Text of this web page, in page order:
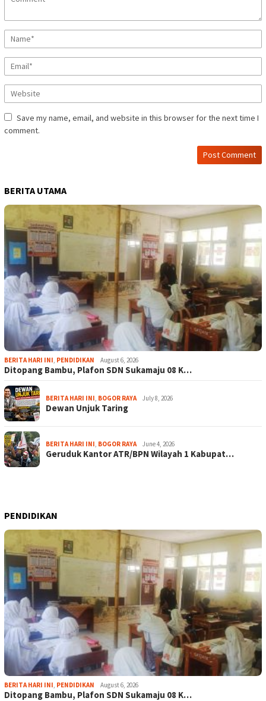
Save my name, email, and website in this browser for the next time I
comment.
BERITA UTAMA
BERITA HARI INI, PENDIDIKAN August 6, 2026
Ditopang Bambu, Plafon SDN Sukamaju 08 K…
BERITA HARI INI, BOGOR RAYA July 8, 2026
Dewan Unjuk Taring
BERITA HARI INI, BOGOR RAYA June 4, 2026
Geruduk Kantor ATR/BPN Wilayah 1 Kabupat…
PENDIDIKAN
BERITA HARI INI, PENDIDIKAN August 6, 2026
Ditopang Bambu, Plafon SDN Sukamaju 08 K…